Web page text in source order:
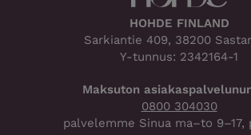
HOHDE FINLAND
Sarkiantie 409, 38200
Y-tunnus: 2342164-1
Maksuton
0800 304030
palvelemme Sinua ma–to 9–17,